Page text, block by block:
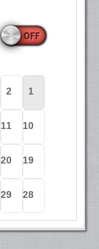
1
2
10
11
19
20
28
29